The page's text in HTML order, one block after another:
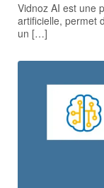
Vidnoz AI est une
artificielle, permet
un […]